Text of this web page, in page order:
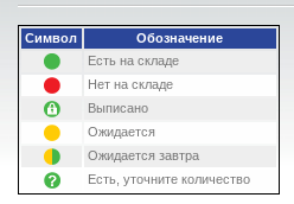
Символ
Обозначение
Есть на складе
Нет на складе
Выписано
Ожидается
Ожидается завтра
Есть, уточните количество